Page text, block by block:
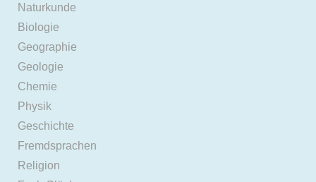
Naturkunde
Biologie
Geographie
Geologie
Chemie
Physik
Geschichte
Fremdsprachen
Religion